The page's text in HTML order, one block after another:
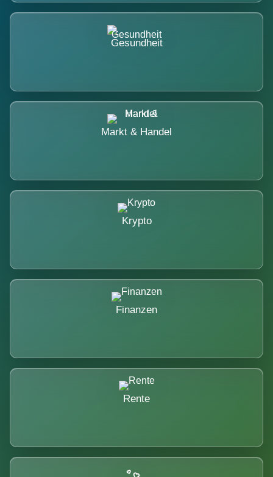
Gesundheit
Markt & Handel
Krypto
Finanzen
Rente